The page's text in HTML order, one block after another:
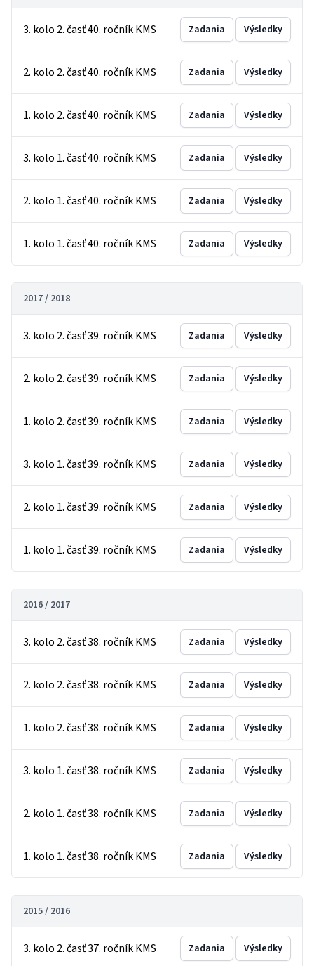
3. kolo 2. časť 40. ročník KMS Zadania Výsledky
2. kolo 2. časť 40. ročník KMS Zadania Výsledky
1. kolo 2. časť 40. ročník KMS Zadania Výsledky
3. kolo 1. časť 40. ročník KMS Zadania Výsledky
2. kolo 1. časť 40. ročník KMS Zadania Výsledky
1. kolo 1. časť 40. ročník KMS Zadania Výsledky
2017 / 2018
3. kolo 2. časť 39. ročník KMS Zadania Výsledky
2. kolo 2. časť 39. ročník KMS Zadania Výsledky
1. kolo 2. časť 39. ročník KMS Zadania Výsledky
3. kolo 1. časť 39. ročník KMS Zadania Výsledky
2. kolo 1. časť 39. ročník KMS Zadania Výsledky
1. kolo 1. časť 39. ročník KMS Zadania Výsledky
2016 / 2017
3. kolo 2. časť 38. ročník KMS Zadania Výsledky
2. kolo 2. časť 38. ročník KMS Zadania Výsledky
1. kolo 2. časť 38. ročník KMS Zadania Výsledky
3. kolo 1. časť 38. ročník KMS Zadania Výsledky
2. kolo 1. časť 38. ročník KMS Zadania Výsledky
1. kolo 1. časť 38. ročník KMS Zadania Výsledky
2015 / 2016
3. kolo 2. časť 37. ročník KMS Zadania Výsledky